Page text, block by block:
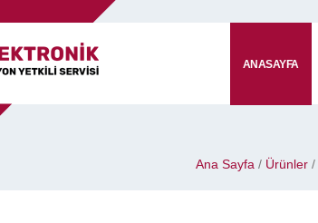
ANASAYFA
Ana Sayfa / Ürünler /